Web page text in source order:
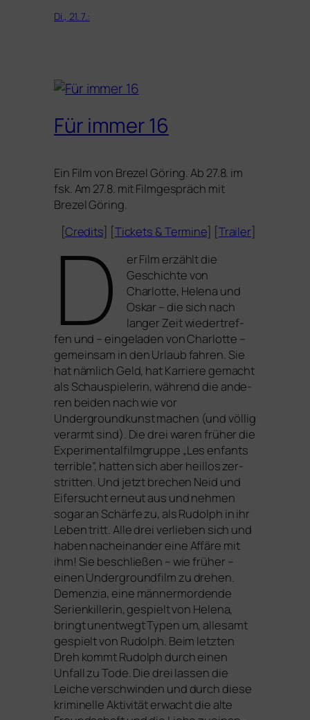
Di., 21. 7.:
Für immer 16
Ein Film von Brezel Göring. Ab 27.8. im
fsk. Am 27.8. mit Filmgespräch mit
Brezel Göring.
[Credits] [Tickets &Termine] [Trailer]
D
er Film erzählt die
Geschichte von
Charlotte, Helena und
Oskar – die sich nach
lan­ger Zeit wie­der­tref­
fen und – ein­ge­la­den von Charlotte –
gemein­sam in den Urlaub fah­ren. Sie
hat näm­lich Geld, hat Karriere gemacht
als Schauspielerin, wäh­rend die ande­
ren bei­den nach wie vor
Undergroundkunst machen (und völ­lig
ver­armt sind). Die drei waren frü­her die
Experimentalfilmgruppe „Les enfants
ter­ri­ble”, hat­ten sich aber heil­los zer-
strit­ten. Und jetzt bre­chen Neid und
Eifersucht erneut aus und neh­men
sogar an Schärfe zu, als Rudolph in ihr
Leben tritt. Alle drei ver­lie­ben sich und
haben nach­ein­an­der eine Affäre mit
ihm! Sie beschlie­ßen – wie frü­her –
einen Undergroundfilm zu dre­hen.
Demenzia, eine män­ner­mor­den­de
Serienkillerin, gespielt von Helena,
bringt unent­wegt Typen um, alle­samt
gespielt von Rudolph. Beim letz­ten
Dreh kommt Rudolph durch einen
Unfall zu Tode. Die drei las­sen die
Leiche ver­schwin­den und durch die­se
kri­mi­nel­le Aktivität erwacht die alte